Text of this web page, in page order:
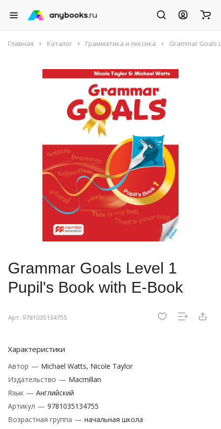
Главная Каталог Грамматика и лексика Grammar Goals
Grammar Goals Level 1
Pupil's Book with E-Book
Арт. 9781035134755
Характеристики
Автор — Michael Watts, Nicole Taylor
Издательство — Macmillan
Язык — Английский
Артикул — 9781035134755
Возрастная группа — начальная школа